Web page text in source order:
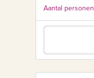
Aantal personen